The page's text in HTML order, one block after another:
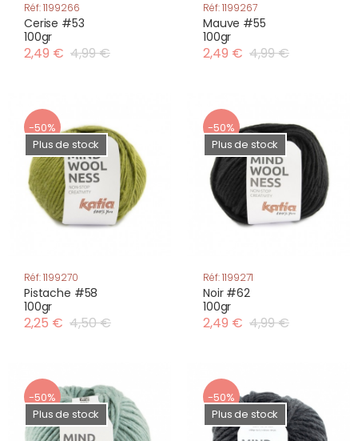
Réf: 1199266
Cerise #53
100gr
2,49 € 4,99 €
Réf: 1199267
Mauve #55
100gr
2,49 € 4,99 €
-50%
Plus de stock
Réf: 1199270
Pistache #58
100gr
2,25 € 4,50 €
-50%
Plus de stock
Réf: 1199271
Noir #62
100gr
2,49 € 4,99 €
-50%
Plus de stock
-50%
Plus de stock